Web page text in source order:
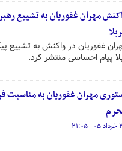
مهران غفوریان به تشییع
غفوریان در واکنش به تشییع
پیام احساسی منتشر کرد.
مهران غفوریان به مناسبت